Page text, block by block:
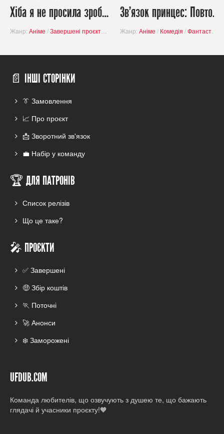
Хіба я не просила зробити мої здібності у наступному житті посередніми?! /
Жанр: Аніме /Завершені проєкти Пародія/ Пригоди/Фантастика/Школа
Зв'язок принцес: Повторне занурення! ( 2 сезон ) / Princess Connect!
Жанр: Аніме / Комедія /Фантастика
📄 ІНШІ СТОРІНКИ
👔 Замовлення
📈 Про проєкт
📩 Зворотний зв'язок
💼 Набір у команду
🏆 ДЛЯ ПАТРОНІВ
Список релізів
Що це таке?
🎤 ПРОЄКТИ
✅ Завершені
🤑 Збір коштів
🏃 Поточні
🚀 Анонси
❄️ Заморожені
UFDUB.COM
Команда любителів, що озвучують з душею те, що бажають
глядачі й учасники проєкту!🧡